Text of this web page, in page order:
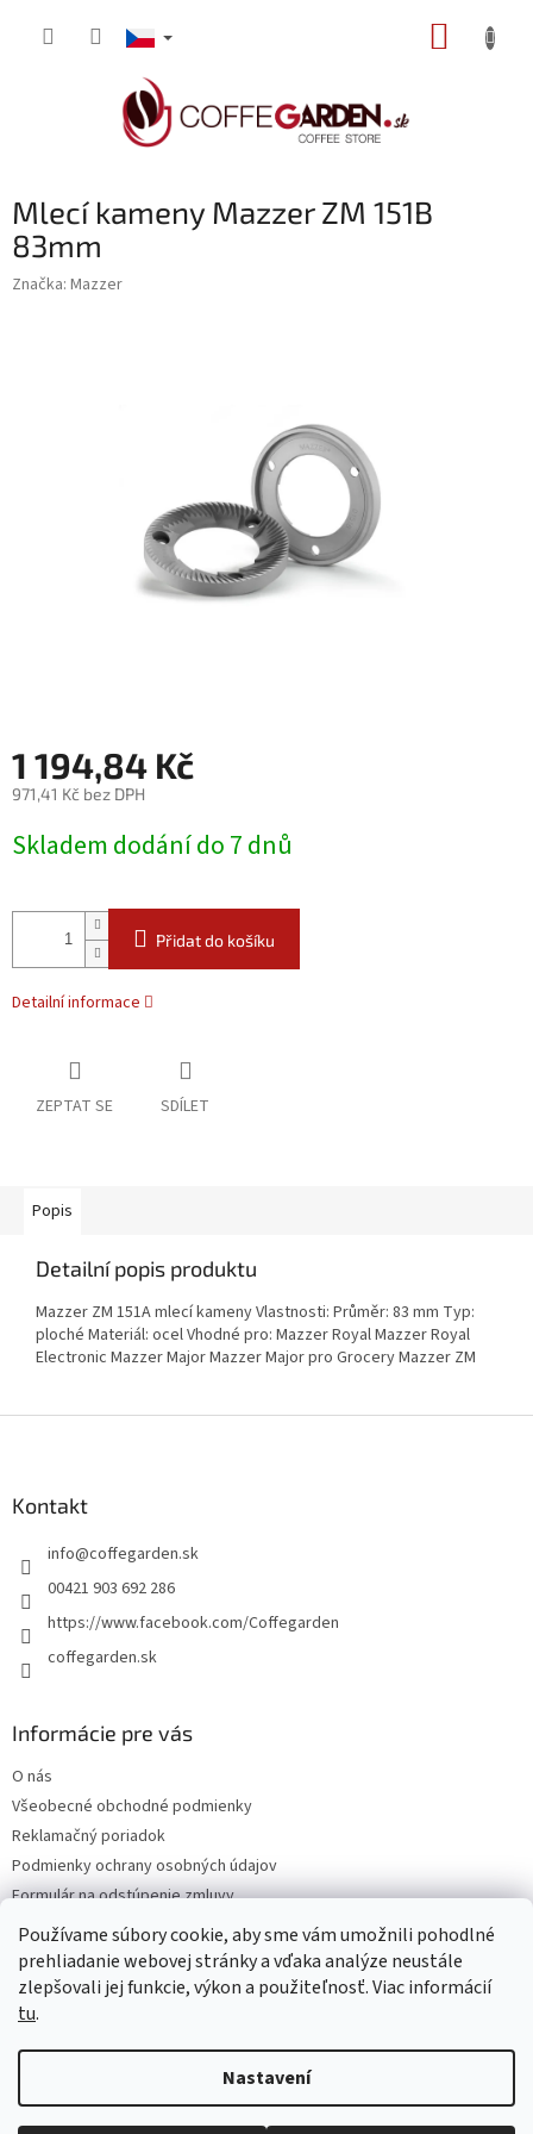
Používame súbory cookie, aby sme vám umožnili pohodlné
prehliadanie webovej stránky a vďaka analýze neustále
zlepšovali jej funkcie, výkon a použiteľnosť. Viac informácií
tu.
Nastavení
Mlecí kameny Mazzer ZM 151B
83mm
Značka: Mazzer
1 194,84 Kč
971,41 Kč bez DPH
cena:
Skladem dodání do 7 dnů
Přidat do košíku
Detailní informace
ZEPTAT SE SDÍLET
Popis
Detailní popis produktu
Mazzer ZM 151A mlecí kameny Vlastnosti: Průměr: 83 mm Typ:
ploché Materiál: ocel Vhodné pro: Mazzer Royal Mazzer Royal
Electronic Mazzer Major Mazzer Major pro Grocery Mazzer ZM
Kontakt
info@coffegarden.sk
00421 903 692 286
https://www.facebook.com/Coffegarden
coffegarden.sk
Informácie pre vás
O nás
Všeobecné obchodné podmienky
Reklamačný poriadok
Podmienky ochrany osobných údajov
Formulár na odstúpenie zmluvy
Reklamačný formulár
Kontakty